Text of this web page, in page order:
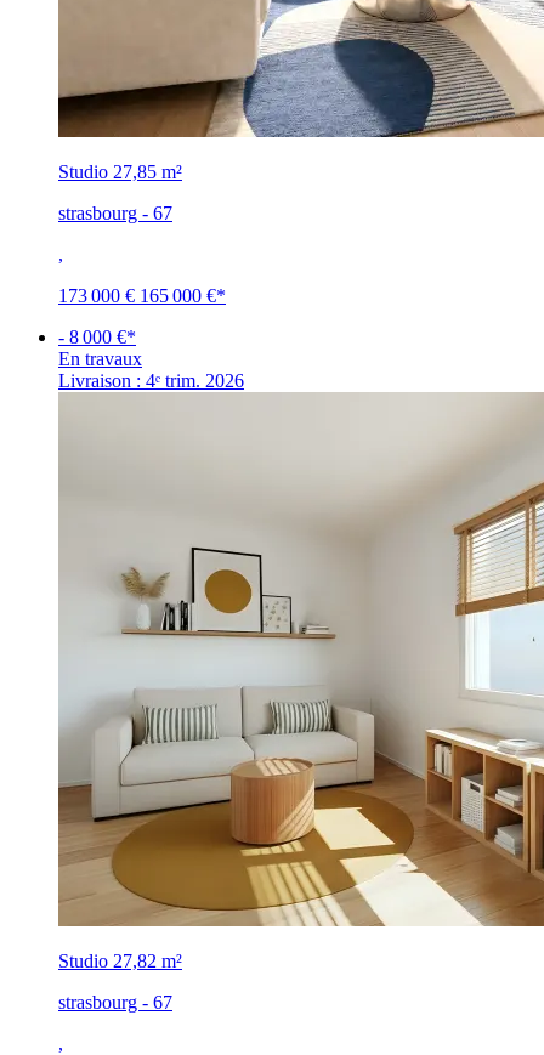
Studio 27,85 m²
strasbourg - 67
,
173 000 € 165 000 €*
- 8 000 €*
En travaux
Livraison : 4ᵉ trim. 2026
Studio 27,82 m²
strasbourg - 67
,